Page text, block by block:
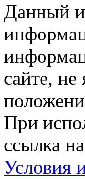
Данный
сайте,
При
ссылка
Условия